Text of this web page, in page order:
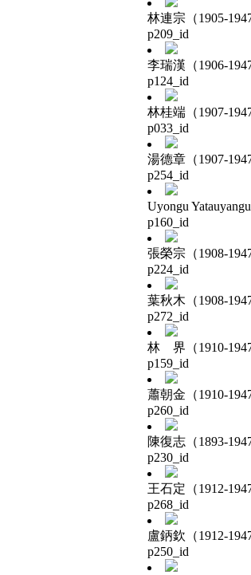
林連宗（1905-1947
p209_id
李瑞漢（1906-1947
p124_id
林桂端（1907-1947
p033_id
湯德章（1907-1947
p254_id
Uyongu
p160_id
張榮宗（1908-1947
p224_id
葉秋木（1908-1947
p272_id
林 界（1910-1947
p159_id
蕭朝金（1910-1947
p260_id
陳復志（1893-1947
p230_id
王石定（1912-1947
p268_id
盧鈵欽（1912-1947
p250_id